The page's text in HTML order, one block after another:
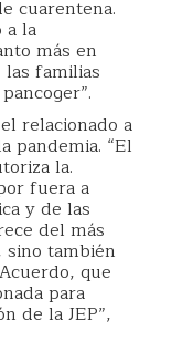
cuarentena.
a la
más en
las familias
relacionado a
pandemia. “El
la.
fuera a
y de las
del más
también
que
para
de la JEP”,